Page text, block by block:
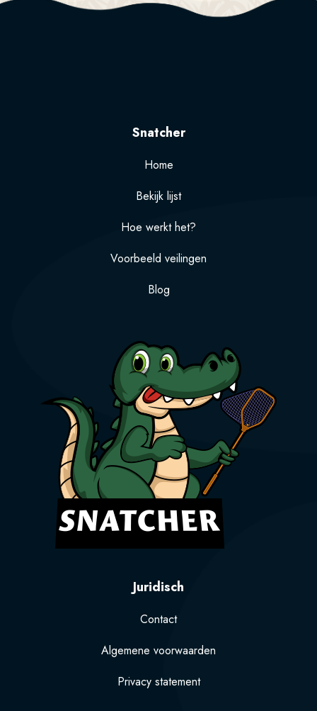
Snatcher
Home
Bekijk lijst
Hoe werkt het?
Voorbeeld veilingen
Blog
Juridisch
Contact
Algemene voorwaarden
Privacy statement